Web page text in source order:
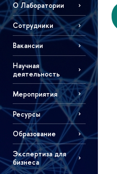
О Лаборатории
Сотрудники
Вакансии
Научная
деятельность
Мероприятия
Ресурсы
Образование
Экспертиза для
бизнеса